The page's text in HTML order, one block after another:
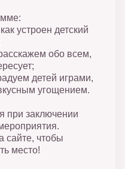
устроен детский
обо всем,
детей играми,
угощением.
при заключении
сайте, чтобы
место!